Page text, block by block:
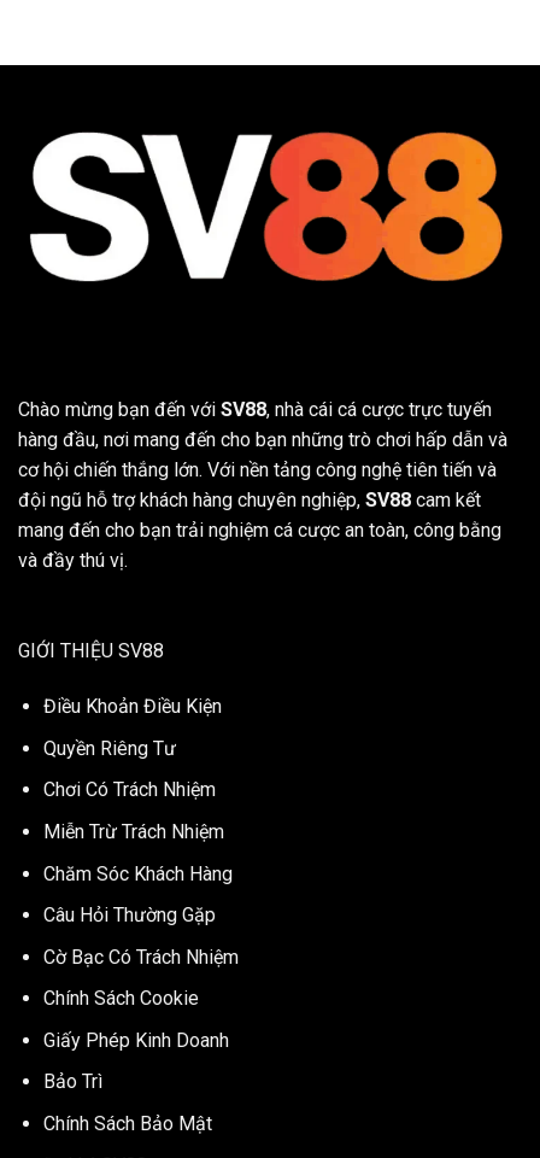
Chào mừng bạn đến với SV88, nhà cái cá cược trực tuyến
hàng đầu, nơi mang đến cho bạn những trò chơi hấp dẫn và
cơ hội chiến thắng lớn. Với nền tảng công nghệ tiên tiến và
đội ngũ hỗ trợ khách hàng chuyên nghiệp, SV88 cam kết
mang đến cho bạn trải nghiệm cá cược an toàn, công bằng
và đầy thú vị.
GIỚI THIỆU SV88
Điều Khoản Điều Kiện
Quyền Riêng Tư
Chơi Có Trách Nhiệm
Miễn Trừ Trách Nhiệm
Chăm Sóc Khách Hàng
Câu Hỏi Thường Gặp
Cờ Bạc Có Trách Nhiệm
Chính Sách Cookie
Giấy Phép Kinh Doanh
Bảo Trì
Chính Sách Bảo Mật